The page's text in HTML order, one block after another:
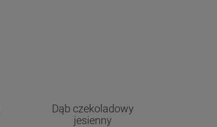
Dąb czekoladowy
jesienny